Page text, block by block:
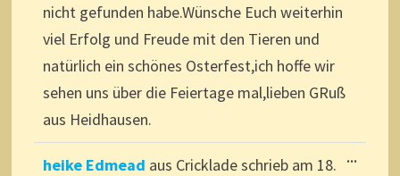
nicht gefunden habe.Wünsche Euch weiterhin
viel Erfolg und Freude mit den Tieren und
natürlich ein schönes Osterfest,ich hoffe wir
sehen uns über die Feiertage mal,lieben GRuß
aus Heidhausen.
heike Edmead aus Crickladeschrieb am 18.
...